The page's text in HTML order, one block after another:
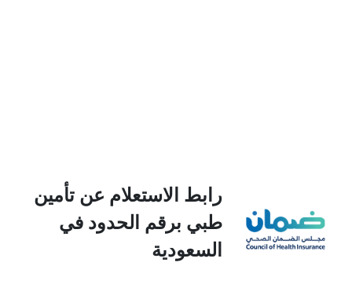
رابط الاستعلام عن تأمين
طبي برقم الحدود في
السعودية